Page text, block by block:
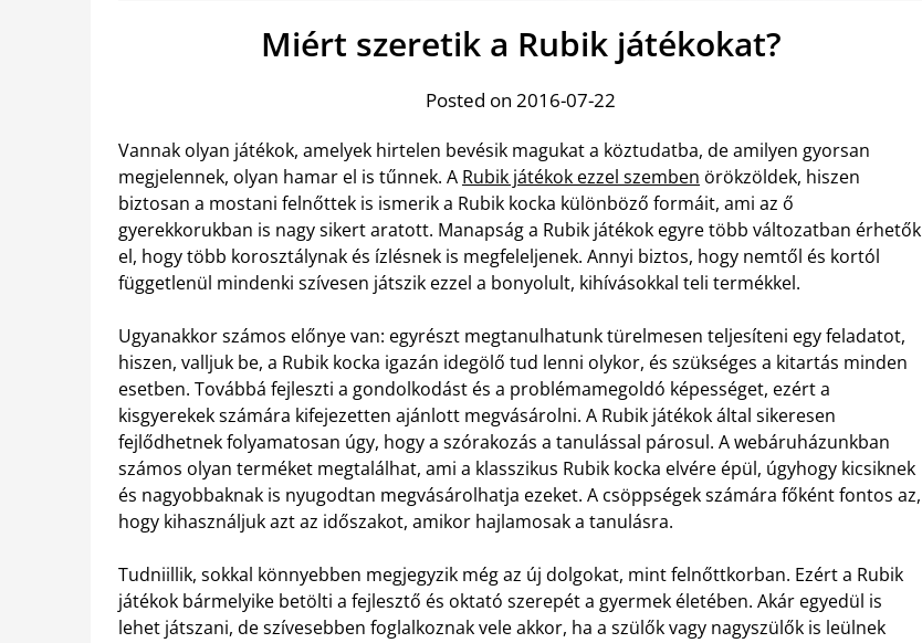
Miért szeretik a Rubik játékokat?
Posted on 2016-07-22
Vannak olyan játékok, amelyek hirtelen bevésik magukat a köztudatba, de amilyen gyorsan
megjelennek, olyan hamar el is tűnnek. A Rubik játékok ezzel szemben örökzöldek, hiszen
biztosan a mostani felnőttek is ismerik a Rubik kocka különböző formáit, ami az ő
gyerekkorukban is nagy sikert aratott. Manapság a Rubik játékok egyre több változatban érhetők
el, hogy több korosztálynak és ízlésnek is megfeleljenek. Annyi biztos, hogy nemtől és kortól
függetlenül mindenki szívesen játszik ezzel a bonyolult, kihívásokkal teli termékkel.
Ugyanakkor számos előnye van: egyrészt megtanulhatunk türelmesen teljesíteni egy feladatot,
hiszen, valljuk be, a Rubik kocka igazán idegölő tud lenni olykor, és szükséges a kitartás minden
esetben. Továbbá fejleszti a gondolkodást és a problémamegoldó képességet, ezért a
kisgyerekek számára kifejezetten ajánlott megvásárolni. A Rubik játékok által sikeresen
fejlődhetnek folyamatosan úgy, hogy a szórakozás a tanulással párosul. A webáruházunkban
számos olyan terméket megtalálhat, ami a klasszikus Rubik kocka elvére épül, úgyhogy kicsiknek
és nagyobbaknak is nyugodtan megvásárolhatja ezeket. A csöppségek számára főként fontos az,
hogy kihasználjuk azt az időszakot, amikor hajlamosak a tanulásra.
Tudniillik, sokkal könnyebben megjegyzik még az új dolgokat, mint felnőttkorban. Ezért a Rubik
játékok bármelyike betölti a fejlesztő és oktató szerepét a gyermek életében. Akár egyedül is
lehet játszani, de szívesebben foglalkoznak vele akkor, ha a szülők vagy nagyszülők is leülnek